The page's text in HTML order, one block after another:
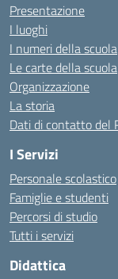
Presentazione
I luoghi
I numeri della scuola
Le carte della scuola
Organizzazione
La storia
Dati di contatto del
I Servizi
Personale scolastico
Famiglie e studenti
Percorsi di studio
Tutti i servizi
Didattica